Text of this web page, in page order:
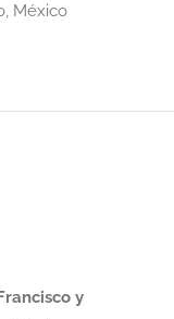
México
y